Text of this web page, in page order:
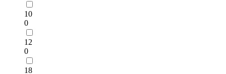
10
0
12
0
18